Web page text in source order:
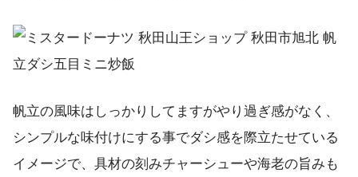
帆立の風味はしっかりしてますがやり過ぎ感がなく、
シンプルな味付けにする事でダシ感を際立たせている
イメージで、具材の刻みチャーシューや海老の旨みも